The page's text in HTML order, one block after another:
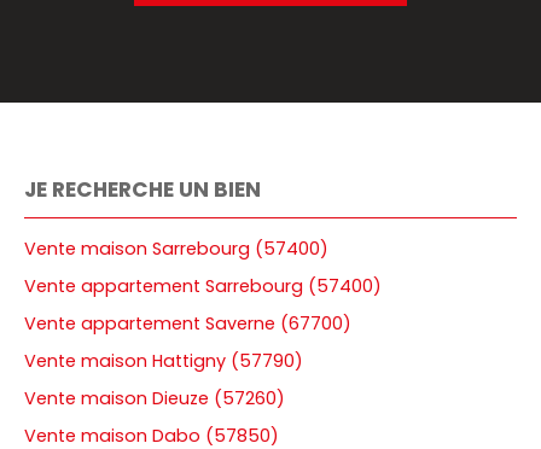
JE RECHERCHE UN BIEN
Vente maison Sarrebourg (57400)
Vente appartement Sarrebourg (57400)
Vente appartement Saverne (67700)
Vente maison Hattigny (57790)
Vente maison Dieuze (57260)
Vente maison Dabo (57850)